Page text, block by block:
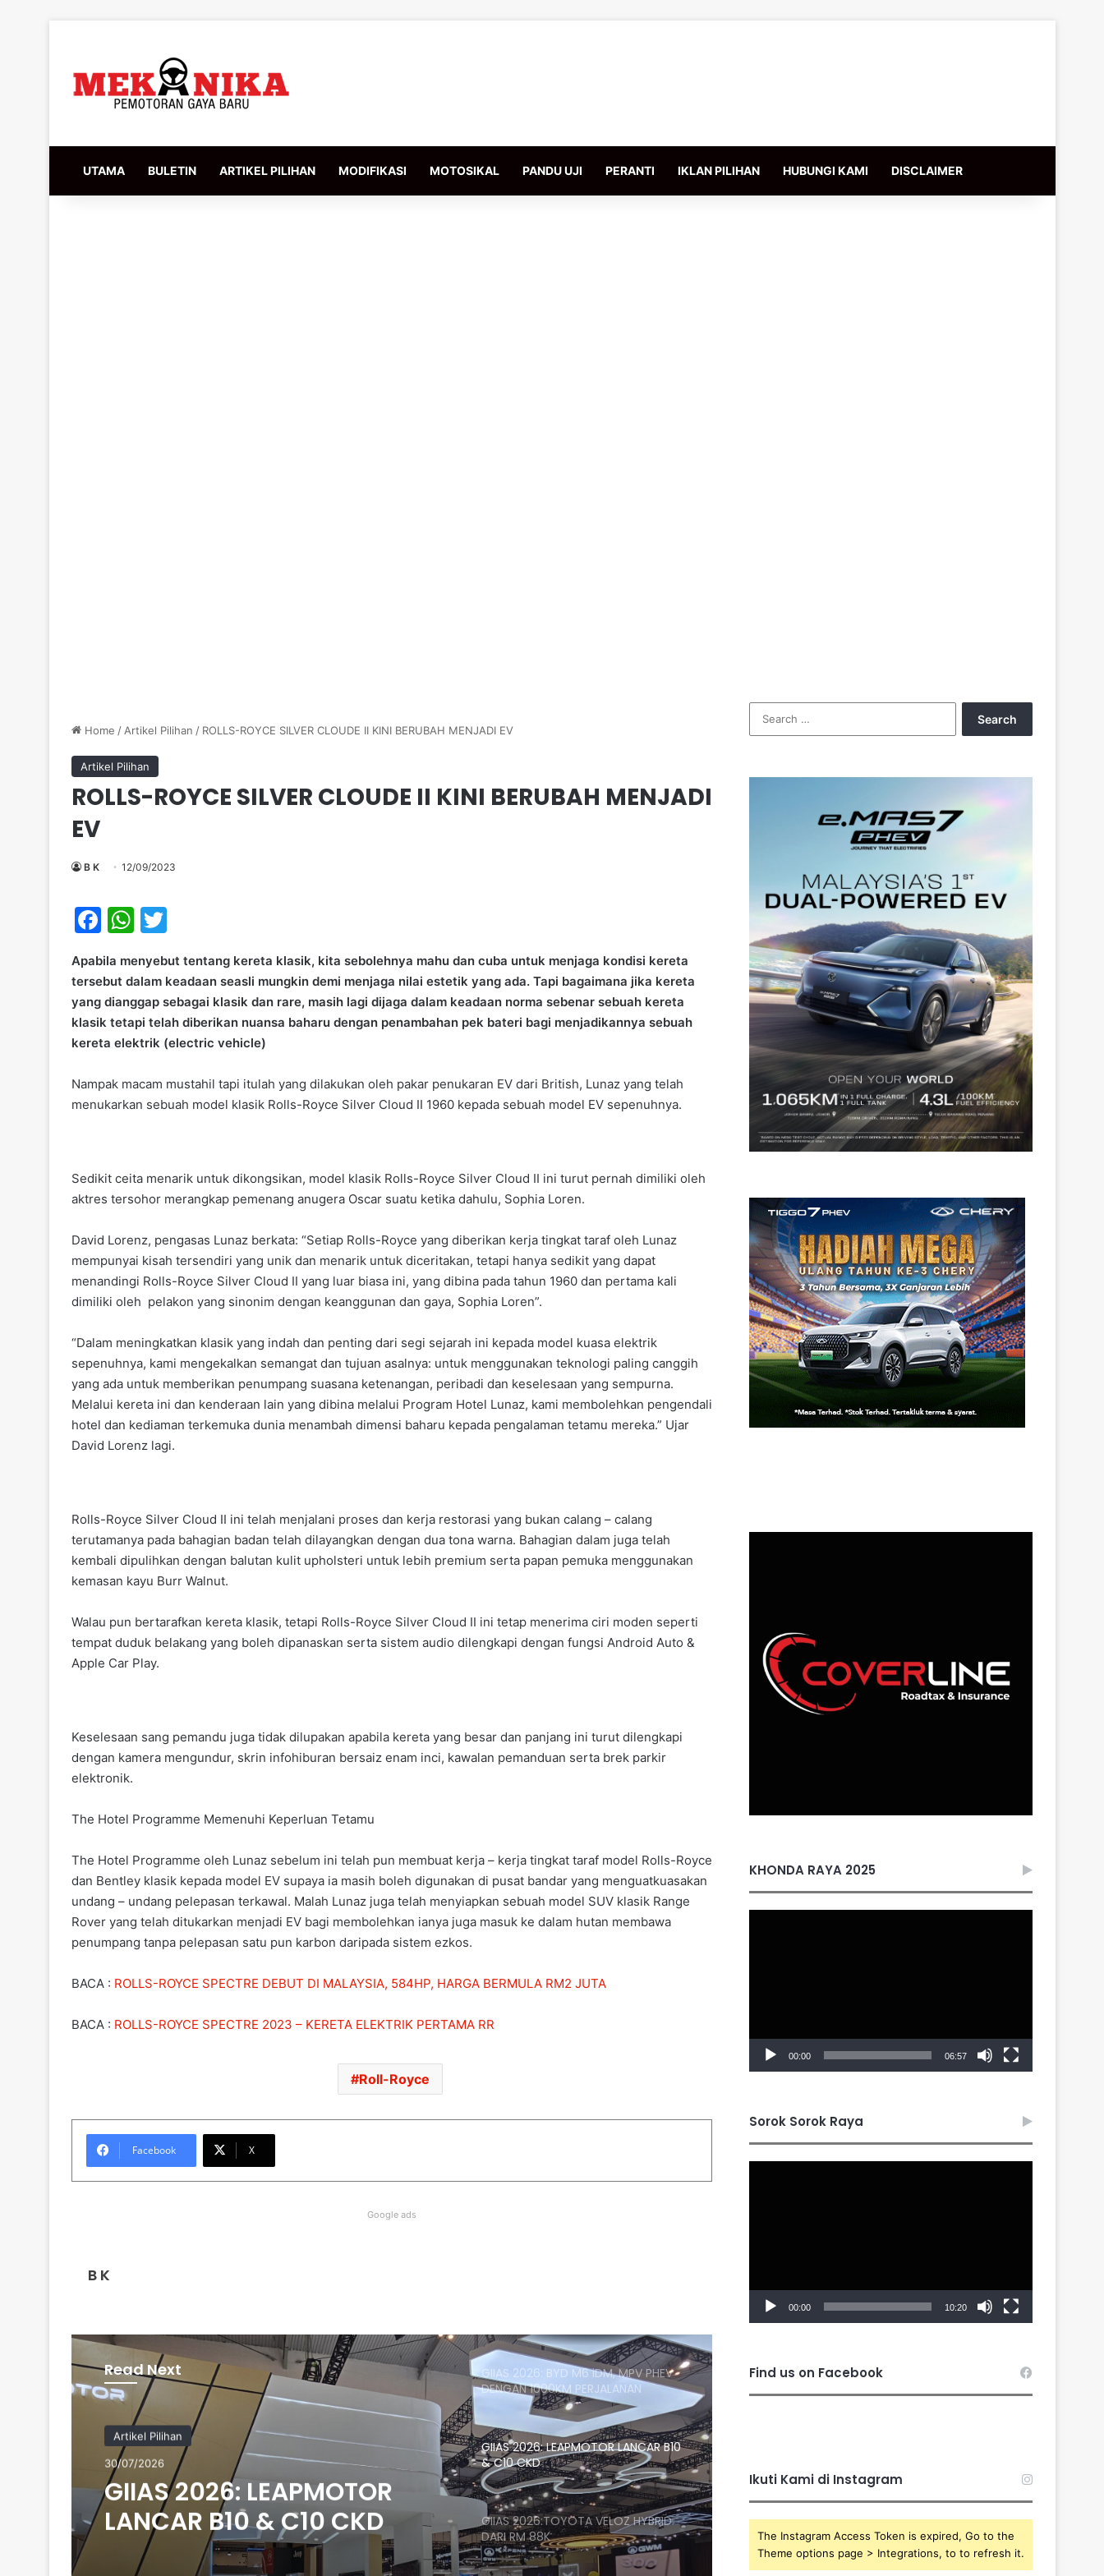
UTAMA BULETIN ARTIKEL PILIHAN MODIFIKASI MOTOSIKAL PANDU UJI PERANTI IKLAN PILIHAN HUBUNGI KAMI DISCLAIMER
Home / Artikel Pilihan / ROLLS-ROYCE SILVER CLOUDE II KINI BERUBAH MENJADI EV
Artikel Pilihan
ROLLS-ROYCE SILVER CLOUDE II KINI BERUBAH MENJADI
EV
B K 12/09/2023
F
c
e
b
o
o
k
W
at
s
A
p
p
itt
er
Apabila menyebut tentang kereta klasik, kita sebolehnya mahu dan cuba untuk menjaga kondisi kereta
tersebut dalam keadaan seasli mungkin demi menjaga nilai estetik yang ada. Tapi bagaimana jika kereta
yang dianggap sebagai klasik dan rare, masih lagi dijaga dalam keadaan norma sebenar sebuah kereta
klasik tetapi telah diberikan nuansa baharu dengan penambahan pek bateri bagi menjadikannya sebuah
kereta elektrik (electric vehicle)
Nampak macam mustahil tapi itulah yang dilakukan oleh pakar penukaran EV dari British, Lunaz yang telah
menukarkan sebuah model klasik Rolls-Royce Silver Cloud II 1960 kepada sebuah model EV sepenuhnya.
Sedikit ceita menarik untuk dikongsikan, model klasik Rolls-Royce Silver Cloud II ini turut pernah dimiliki oleh
aktres tersohor merangkap pemenang anugera Oscar suatu ketika dahulu, Sophia Loren.
David Lorenz, pengasas Lunaz berkata: “Setiap Rolls-Royce yang diberikan kerja tingkat taraf oleh Lunaz
mempunyai kisah tersendiri yang unik dan menarik untuk diceritakan, tetapi hanya sedikit yang dapat
menandingi Rolls-Royce Silver Cloud II yang luar biasa ini, yang dibina pada tahun 1960 dan pertama kali
dimiliki oleh pelakon yang sinonim dengan keanggunan dan gaya, Sophia Loren”.
“Dalam meningkatkan klasik yang indah dan penting dari segi sejarah ini kepada model kuasa elektrik
sepenuhnya, kami mengekalkan semangat dan tujuan asalnya: untuk menggunakan teknologi paling canggih
yang ada untuk memberikan penumpang suasana ketenangan, peribadi dan keselesaan yang sempurna.
Melalui kereta ini dan kenderaan lain yang dibina melalui Program Hotel Lunaz, kami membolehkan pengendali
hotel dan kediaman terkemuka dunia menambah dimensi baharu kepada pengalaman tetamu mereka.” Ujar
David Lorenz lagi.
Rolls-Royce Silver Cloud II ini telah menjalani proses dan kerja restorasi yang bukan calang – calang
terutamanya pada bahagian badan telah dilayangkan dengan dua tona warna. Bahagian dalam juga telah
kembali dipulihkan dengan balutan kulit upholsteri untuk lebih premium serta papan pemuka menggunakan
kemasan kayu Burr Walnut.
Walau pun bertarafkan kereta klasik, tetapi Rolls-Royce Silver Cloud II ini tetap menerima ciri moden seperti
tempat duduk belakang yang boleh dipanaskan serta sistem audio dilengkapi dengan fungsi Android Auto &
Apple Car Play.
Keselesaan sang pemandu juga tidak dilupakan apabila kereta yang besar dan panjang ini turut dilengkapi
dengan kamera mengundur, skrin infohiburan bersaiz enam inci, kawalan pemanduan serta brek parkir
elektronik.
The Hotel Programme Memenuhi Keperluan Tetamu
The Hotel Programme oleh Lunaz sebelum ini telah pun membuat kerja – kerja tingkat taraf model Rolls-Royce
dan Bentley klasik kepada model EV supaya ia masih boleh digunakan di pusat bandar yang menguatkuasakan
undang – undang pelepasan terkawal. Malah Lunaz juga telah menyiapkan sebuah model SUV klasik Range
Rover yang telah ditukarkan menjadi EV bagi membolehkan ianya juga masuk ke dalam hutan membawa
penumpang tanpa pelepasan satu pun karbon daripada sistem ezkos.
BACA : ROLLS-ROYCE SPECTRE DEBUT DI MALAYSIA, 584HP, HARGA BERMULA RM2 JUTA
BACA : ROLLS-ROYCE SPECTRE 2023 – KERETA ELEKTRIK PERTAMA RR
Roll-Royce
Facebook X
Google ads
B K
Read Next
Artikel Pilihan
30/07/2026
GIIAS 2026: LEAPMOTOR
LANCAR B10 & C10 CKD
GIIAS 2026: BYD M6 iDM, MPV PHEV
DENGAN 1000KM PERJALANAN
9954 EV DIUJI, SEMUA KEKAL BATERI
90% LEPAS 100,000KM
4 LITAR LAIN YANG PERNAH ANJURKAN
BERKAS PESALAH TRAFIK
GIIAS 2026: BYD M6 iDM, MPV PHEV
DENGAN 1000KM PERJALANAN
GIIAS 2026: LEAPMOTOR LANCAR B10
& C10 CKD
GIIAS 2026:TOYOTA VELOZ HYBRID
DARI RM 88K
KHONDA RAYA 2025
00:00 06:57
Sorok Sorok Raya
00:00 10:20
Find us on Facebook
Ikuti Kami di Instagram
The Instagram Access Token is expired, Go to the
Theme options page > Integrations, to to refresh it.